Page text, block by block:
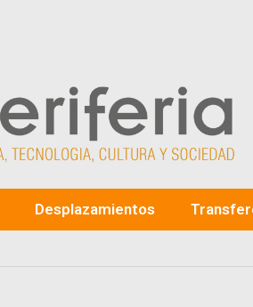
Desplazamientos